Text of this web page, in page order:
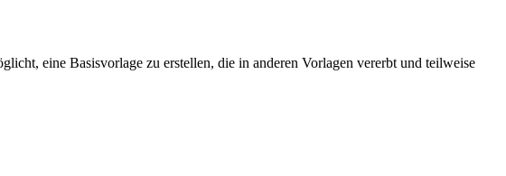
eine Basisvorlage zu erstellen, die in anderen Vorlagen vererbt und teilweise